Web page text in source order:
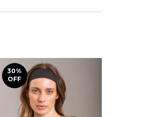
30%
OFF